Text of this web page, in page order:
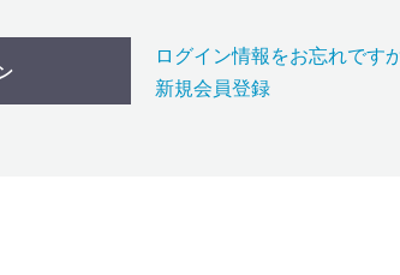
ログイン情報をお忘れです
新規会員登録